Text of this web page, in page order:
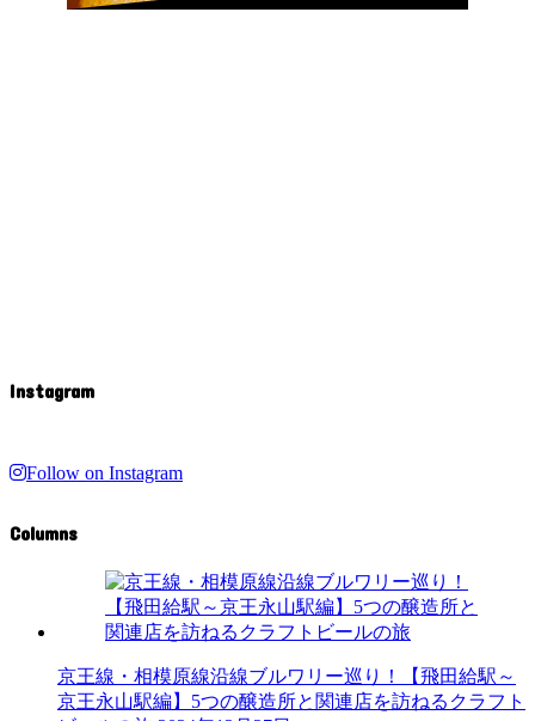
Instagram
Follow on Instagram
Columns
京王線・相模原線沿線ブルワリー巡り！【飛田給駅～
京王永山駅編】5つの醸造所と関連店を訪ねるクラフト